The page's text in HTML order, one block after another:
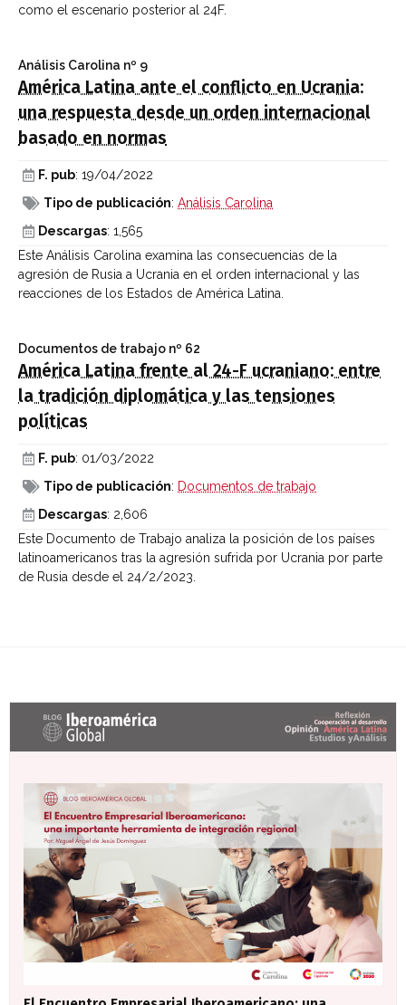
como el escenario posterior al 24F.
Análisis Carolina nº 9
América Latina ante el conflicto en Ucrania:
una respuesta desde un orden internacional
basado en normas
F. pub: 19/04/2022
Tipo de publicación: Análisis Carolina
Descargas: 1,565
Este Análisis Carolina examina las consecuencias de la
agresión de Rusia a Ucrania en el orden internacional y las
reacciones de los Estados de América Latina.
Documentos de trabajo nº 62
América Latina frente al 24-F ucraniano: entre
la tradición diplomática y las tensiones
políticas
F. pub: 01/03/2022
Tipo de publicación: Documentos de trabajo
Descargas: 2,606
Este Documento de Trabajo analiza la posición de los países
latinoamericanos tras la agresión sufrida por Ucrania por parte
de Rusia desde el 24/2/2023.
Últimas entradas Blog Iberoamérica global